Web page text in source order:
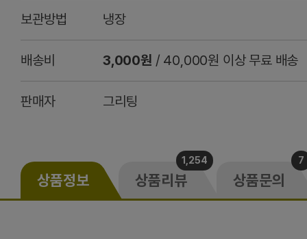
보관방법 냉장
배송비 3,000원 / 40,000원 이상 무료 배송
판매자 그리팅
상품정보 상품리뷰
1,254
상품문의
7